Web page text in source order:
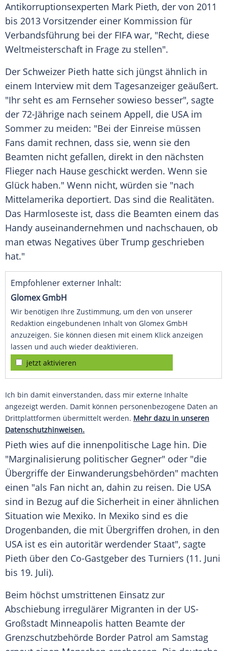
Antikorruptionsexperten Mark Pieth, der von 2011
bis 2013 Vorsitzender einer Kommission für
Verbandsführung bei der FIFA war, "Recht, diese
Weltmeisterschaft in Frage zu stellen".
Der Schweizer Pieth hatte sich jüngst ähnlich in
einem Interview mit dem Tagesanzeiger geäußert.
"Ihr seht es am Fernseher sowieso besser", sagte
der 72-Jährige nach seinem Appell, die USA im
Sommer zu meiden: "Bei der Einreise müssen
Fans damit rechnen, dass sie, wenn sie den
Beamten nicht gefallen, direkt in den nächsten
Flieger nach Hause geschickt werden. Wenn sie
Glück haben." Wenn nicht, würden sie "nach
Mittelamerika deportiert. Das sind die Realitäten.
Das Harmloseste ist, dass die Beamten einem das
Handy auseinandernehmen und nachschauen, ob
man etwas Negatives über Trump geschrieben
hat."
Empfohlener externer Inhalt:
Glomex GmbH
Wir benötigen Ihre Zustimmung, um den von unserer
Redaktion eingebundenen Inhalt von Glomex GmbH
anzuzeigen. Sie können diesen mit einem Klick anzeigen
lassen und auch wieder deaktivieren.
jetzt aktivieren
Ich bin damit einverstanden, dass mir externe Inhalte
angezeigt werden. Damit können personenbezogene Daten an
Drittplattformen übermittelt werden. Mehr dazu in unseren
Datenschutzhinweisen.
Pieth wies auf die innenpolitische Lage hin. Die
"Marginalisierung politischer Gegner" oder "die
Übergriffe der Einwanderungsbehörden" machten
einen "als Fan nicht an, dahin zu reisen. Die USA
sind in Bezug auf die Sicherheit in einer ähnlichen
Situation wie Mexiko. In Mexiko sind es die
Drogenbanden, die mit Übergriffen drohen, in den
USA ist es ein autoritär werdender Staat", sagte
Pieth über den Co-Gastgeber des Turniers (11. Juni
bis 19. Juli).
Beim höchst umstrittenen Einsatz zur
Abschiebung irregulärer Migranten in der US-
Großstadt Minneapolis hatten Beamte der
Grenzschutzbehörde Border Patrol am Samstag